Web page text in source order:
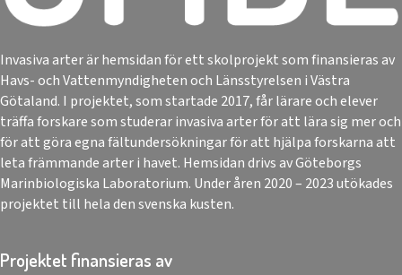
Invasiva arter är hemsidan för ett skolprojekt som finansieras av
Havs- och Vattenmyndigheten och Länsstyrelsen i Västra
Götaland. I projektet, som startade 2017, får lärare och elever
träffa forskare som studerar invasiva arter för att lära sig mer och
för att göra egna fältundersökningar för att hjälpa forskarna att
leta främmande arter i havet. Hemsidan drivs av Göteborgs
Marinbiologiska Laboratorium. Under åren 2020 – 2023 utökades
projektet till hela den svenska kusten.
Projektet finansieras av